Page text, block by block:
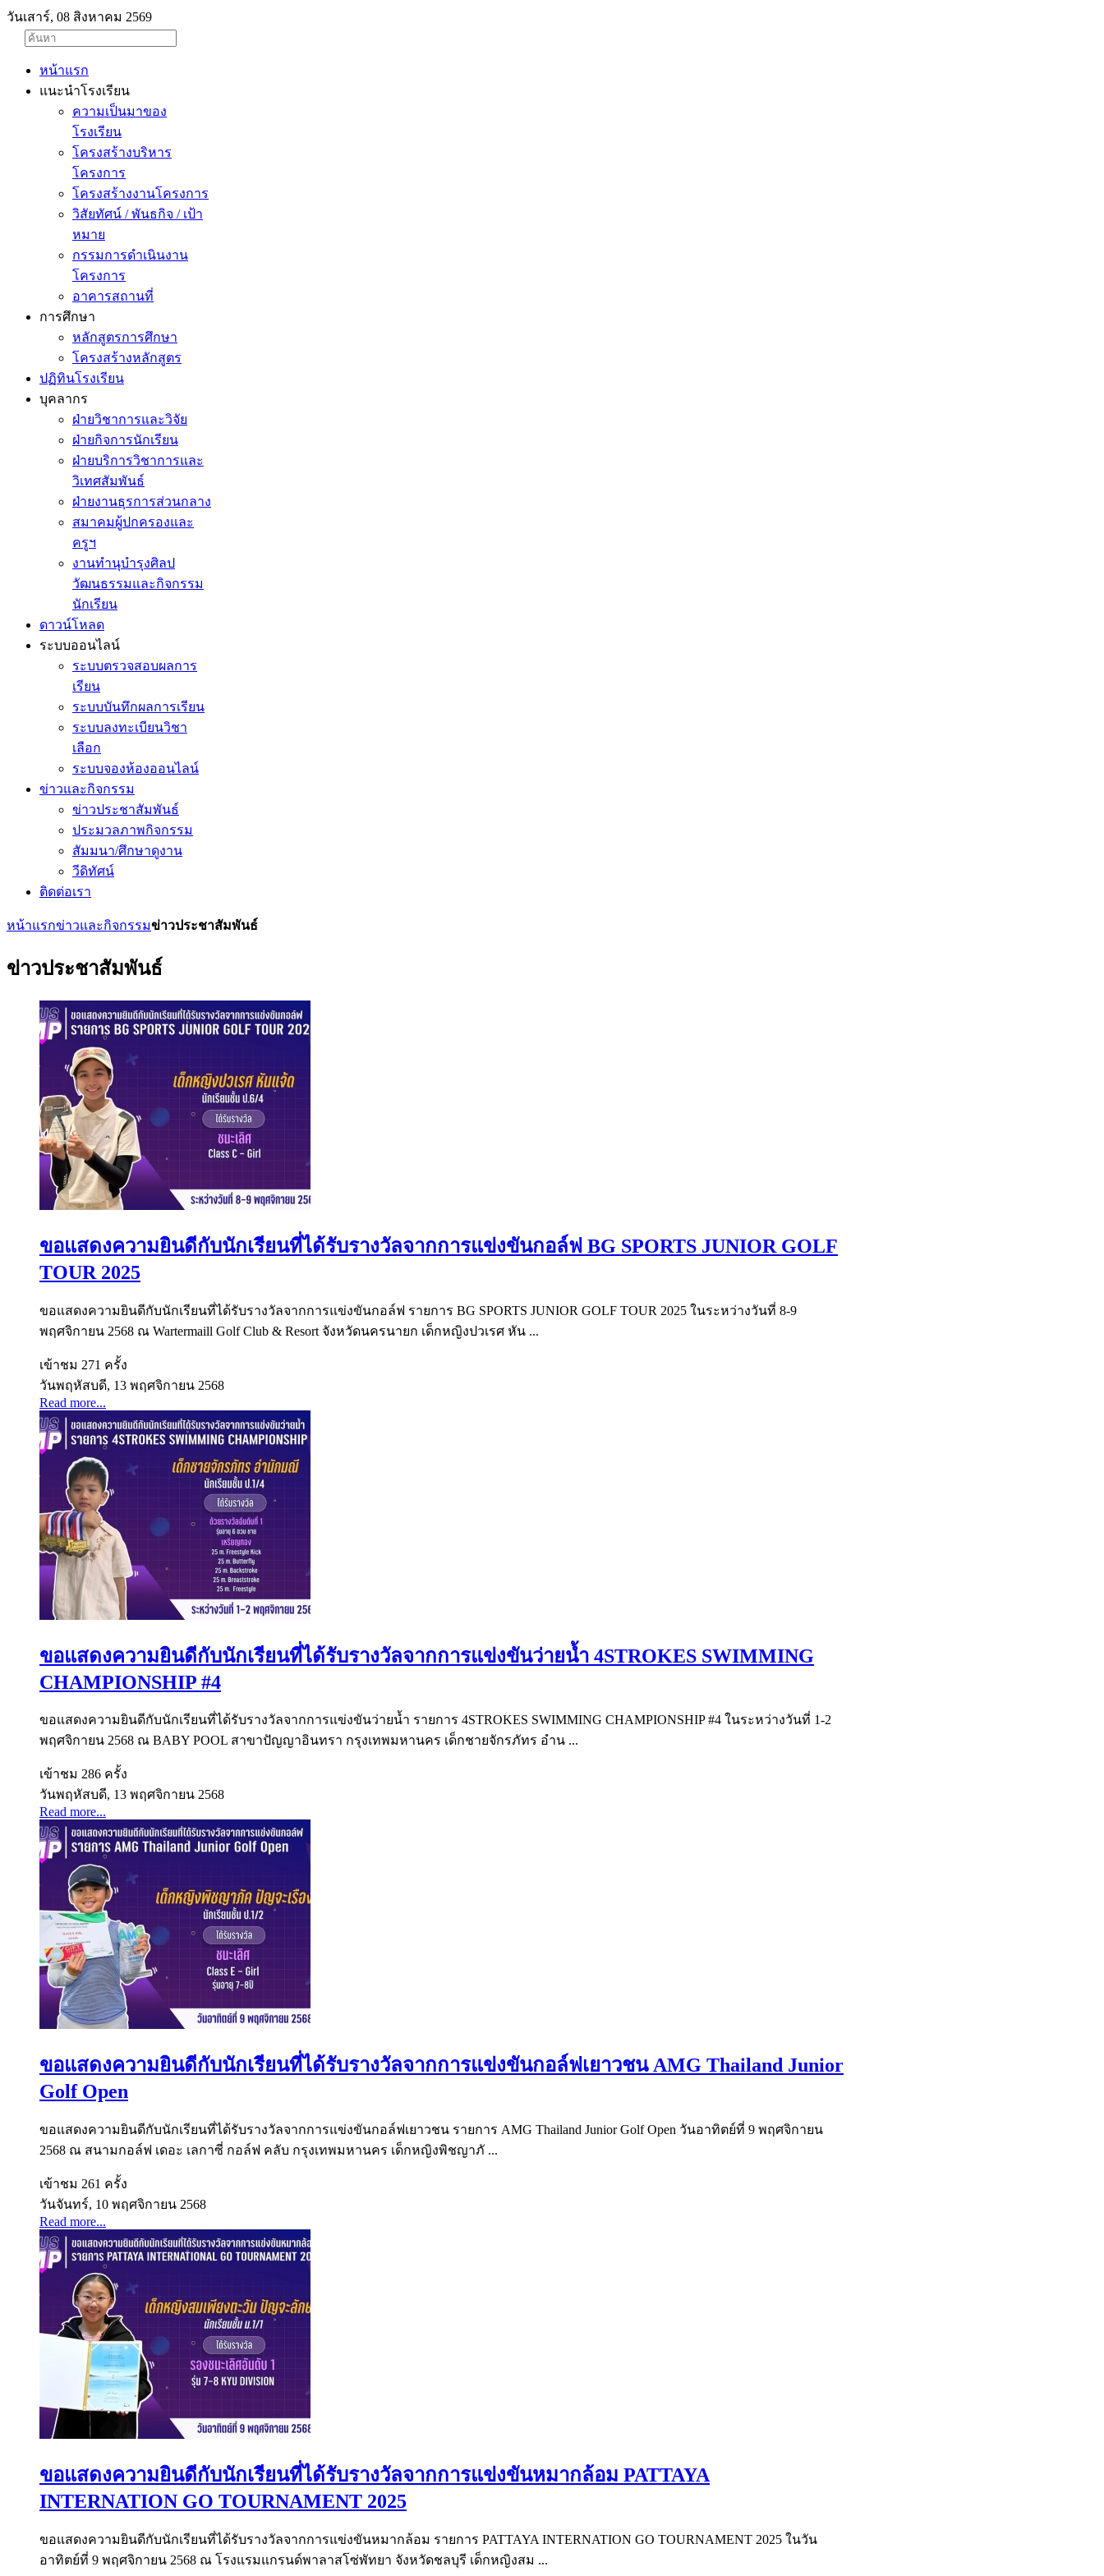
วันเสาร์, 08 สิงหาคม 2569
หน้าแรก
แนะนำโรงเรียน
ความเป็นมาของ
โรงเรียน
โครงสร้างบริหาร
โครงการ
โครงสร้างงานโครงการ
วิสัยทัศน์ / พันธกิจ / เป้า
หมาย
กรรมการดำเนินงาน
โครงการ
อาคารสถานที่
การศึกษา
หลักสูตรการศึกษา
โครงสร้างหลักสูตร
ปฏิทินโรงเรียน
บุคลากร
ฝ่ายวิชาการและวิจัย
ฝ่ายกิจการนักเรียน
ฝ่ายบริการวิชาการและ
วิเทศสัมพันธ์
ฝ่ายงานธุรการส่วนกลาง
สมาคมผู้ปกครองและ
ครูฯ
งานทำนุบำรุงศิลป
วัฒนธรรมและกิจกรรม
นักเรียน
ดาวน์โหลด
ระบบออนไลน์
ระบบตรวจสอบผลการ
เรียน
ระบบบันทึกผลการเรียน
ระบบลงทะเบียนวิชา
เลือก
ระบบจองห้องออนไลน์
ข่าวและกิจกรรม
ข่าวประชาสัมพันธ์
ประมวลภาพกิจกรรม
สัมมนา/ศึกษาดูงาน
วีดิทัศน์
ติดต่อเรา
หน้าแรกข่าวและกิจกรรมข่าวประชาสัมพันธ์
ข่าวประชาสัมพันธ์
ขอแสดงความยินดีกับนักเรียนที่ได้รับรางวัลจากการแข่งขันกอล์ฟ BG SPORTS JUNIOR GOLF
TOUR 2025
ขอแสดงความยินดีกับนักเรียนที่ได้รับรางวัลจากการแข่งขันกอล์ฟ รายการ BG SPORTS JUNIOR GOLF TOUR 2025 ในระหว่างวันที่ 8-9
พฤศจิกายน 2568 ณ Wartermaill Golf Club & Resort จังหวัดนครนายก เด็กหญิงปวเรศ หัน ...
เข้าชม 271 ครั้ง
วันพฤหัสบดี, 13 พฤศจิกายน 2568
Read more...
ขอแสดงความยินดีกับนักเรียนที่ได้รับรางวัลจากการแข่งขันว่ายน้ำ 4STROKES SWIMMING
CHAMPIONSHIP #4
ขอแสดงความยินดีกับนักเรียนที่ได้รับรางวัลจากการแข่งขันว่ายน้ำ รายการ 4STROKES SWIMMING CHAMPIONSHIP #4 ในระหว่างวันที่ 1-2
พฤศจิกายน 2568 ณ BABY POOL สาขาปัญญาอินทรา กรุงเทพมหานคร เด็กชายจักรภัทร อำน ...
เข้าชม 286 ครั้ง
วันพฤหัสบดี, 13 พฤศจิกายน 2568
Read more...
ขอแสดงความยินดีกับนักเรียนที่ได้รับรางวัลจากการแข่งขันกอล์ฟเยาวชน AMG Thailand Junior
Golf Open
ขอแสดงความยินดีกับนักเรียนที่ได้รับรางวัลจากการแข่งขันกอล์ฟเยาวชน รายการ AMG Thailand Junior Golf Open วันอาทิตย์ที่ 9 พฤศจิกายน
2568 ณ สนามกอล์ฟ เดอะ เลกาซี่ กอล์ฟ คลับ กรุงเทพมหานคร เด็กหญิงพิชญาภั ...
เข้าชม 261 ครั้ง
วันจันทร์, 10 พฤศจิกายน 2568
Read more...
ขอแสดงความยินดีกับนักเรียนที่ได้รับรางวัลจากการแข่งขันหมากล้อม PATTAYA
INTERNATION GO TOURNAMENT 2025
ขอแสดงความยินดีกับนักเรียนที่ได้รับรางวัลจากการแข่งขันหมากล้อม รายการ PATTAYA INTERNATION GO TOURNAMENT 2025 ในวัน
อาทิตย์ที่ 9 พฤศจิกายน 2568 ณ โรงแรมแกรนด์​พาลา​ส​โซ่​พัทยา​ จังหวัดชลบุรี เด็กหญิงสม ...